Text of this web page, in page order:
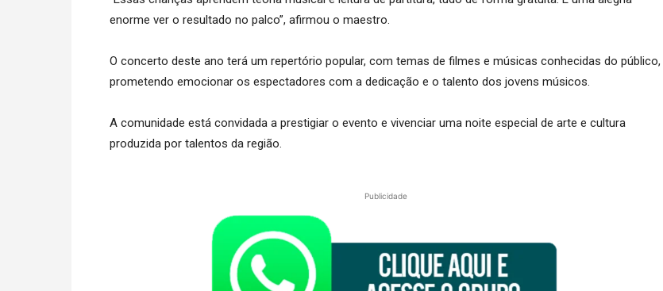
enorme ver o resultado no palco”, afirmou o maestro.
O concerto deste ano terá um repertório popular, com temas de filmes e músicas conhecidas do público,
prometendo emocionar os espectadores com a dedicação e o talento dos jovens músicos.
A comunidade está convidada a prestigiar o evento e vivenciar uma noite especial de arte e cultura
produzida por talentos da região.
Publicidade